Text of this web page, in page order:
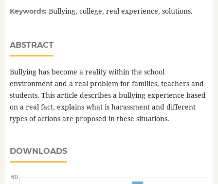
Keywords: Bullying, college, real experience, solutions.
ABSTRACT
Bullying has become a reality within the school
environment and a real problem for families, teachers and
students. This article describes a bullying experience based
on a real fact, explains what is harassment and different
types of actions are proposed in these situations.
DOWNLOADS